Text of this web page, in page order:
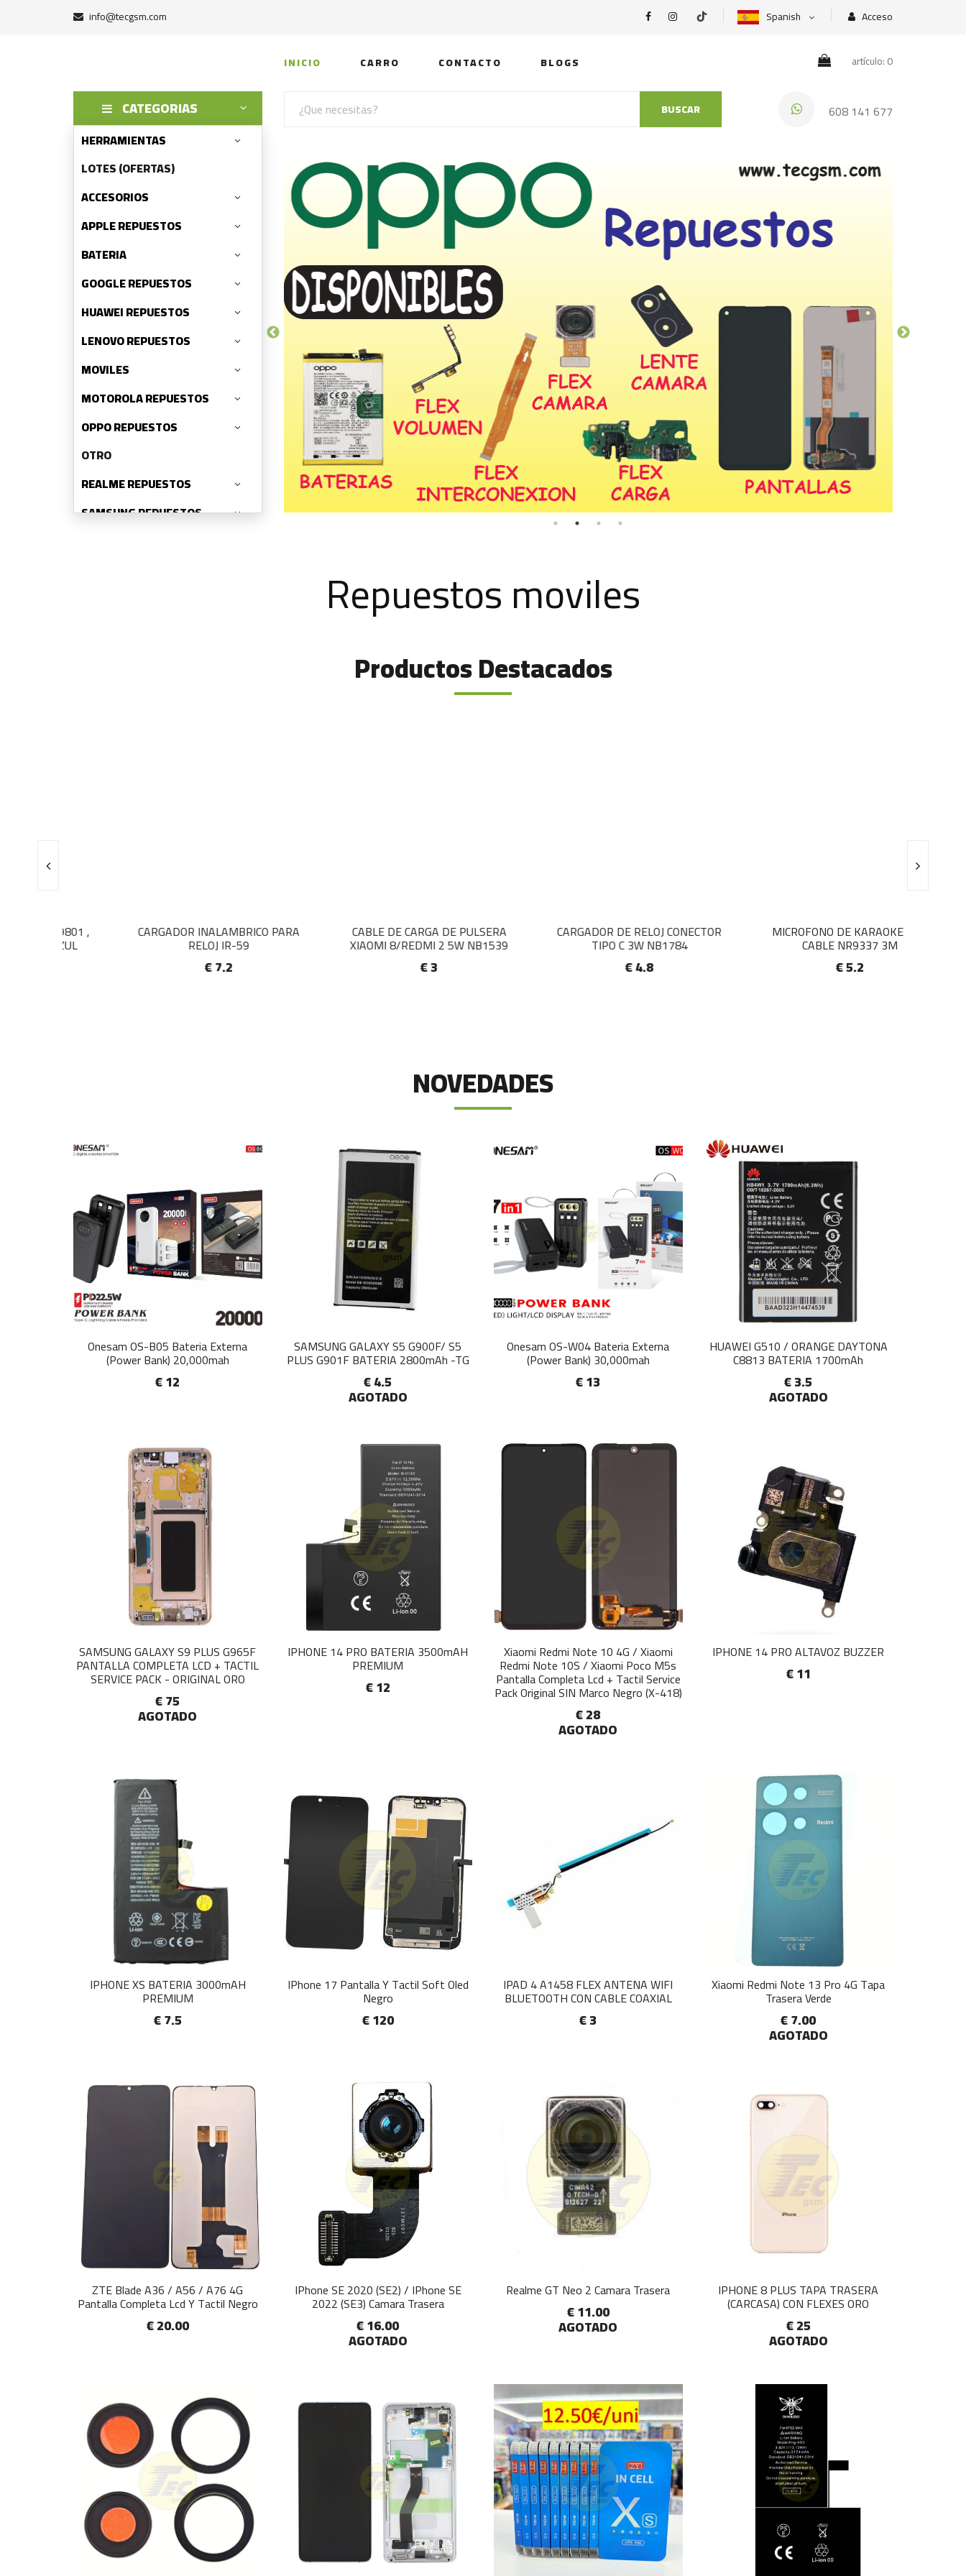
info@tecgsm.com Spanish Acceso
INICIO CARRO CONTACTO BLOGS artículo: 0
CATEGORIAS
HERRAMIENTAS
LOTES (OFERTAS)
ACCESORIOS
APPLE REPUESTOS
BATERIA
GOOGLE REPUESTOS
HUAWEI REPUESTOS
LENOVO REPUESTOS
MOVILES
MOTOROLA REPUESTOS
OPPO REPUESTOS
OTRO
REALME REPUESTOS
SAMSUNG REPUESTOS
BUSCAR 608 141 677
Repuestos moviles
Productos Destacados
CARGADOR INALAMBRICO PARA
RELOJ IR-59
CABLE DE CARGA DE PULSERA
XIAOMI 8/REDMI 2 5W NB1539
CARGADOR DE RELOJ CONECTOR
TIPO C 3W NB1784
MICROFONO DE KARAOKE CON
CABLE NR9337 3M
NOVEDADES
Onesam OS-B05 Bateria Externa
(Power Bank) 20,000mah
€ 12
SAMSUNG GALAXY S5 G900F/ S5
PLUS G901F BATERIA 2800mAh -TG
€ 4.5
AGOTADO
Onesam OS-W04 Bateria Externa
(Power Bank) 30,000mah
€ 13
HUAWEI G510 / ORANGE DAYTONA
C8813 BATERIA 1700mAh
€ 3.5
AGOTADO
SAMSUNG GALAXY S9 PLUS G965F
PANTALLA COMPLETA LCD + TACTIL
SERVICE PACK - ORIGINAL ORO
€ 75
AGOTADO
IPHONE 14 PRO BATERIA 3500mAH
PREMIUM
€ 12
Xiaomi Redmi Note 10 4G / Xiaomi
Redmi Note 10S / Xiaomi Poco M5s
Pantalla Completa Lcd + Tactil Service
Pack Original SIN Marco Negro (X-418)
€ 28
AGOTADO
IPHONE 14 PRO ALTAVOZ BUZZER
€ 11
IPHONE XS BATERIA 3000mAH
PREMIUM
€ 7.5
IPhone 17 Pantalla Y Tactil Soft Oled
Negro
€ 120
IPAD 4 A1458 FLEX ANTENA WIFI
BLUETOOTH CON CABLE COAXIAL
€ 3
Xiaomi Redmi Note 13 Pro 4G Tapa
Trasera Verde
€ 7.00
AGOTADO
ZTE Blade A36 / A56 / A76 4G
Pantalla Completa Lcd Y Tactil Negro
€ 20.00
IPhone SE 2020 (SE2) / IPhone SE
2022 (SE3) Camara Trasera
€ 16.00
AGOTADO
Realme GT Neo 2 Camara Trasera
€ 11.00
AGOTADO
IPHONE 8 PLUS TAPA TRASERA
(CARCASA) CON FLEXES ORO
€ 25
AGOTADO